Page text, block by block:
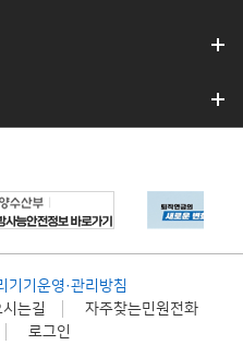
기기운영·관리방침
는길
자주찾는민원전화
로그인